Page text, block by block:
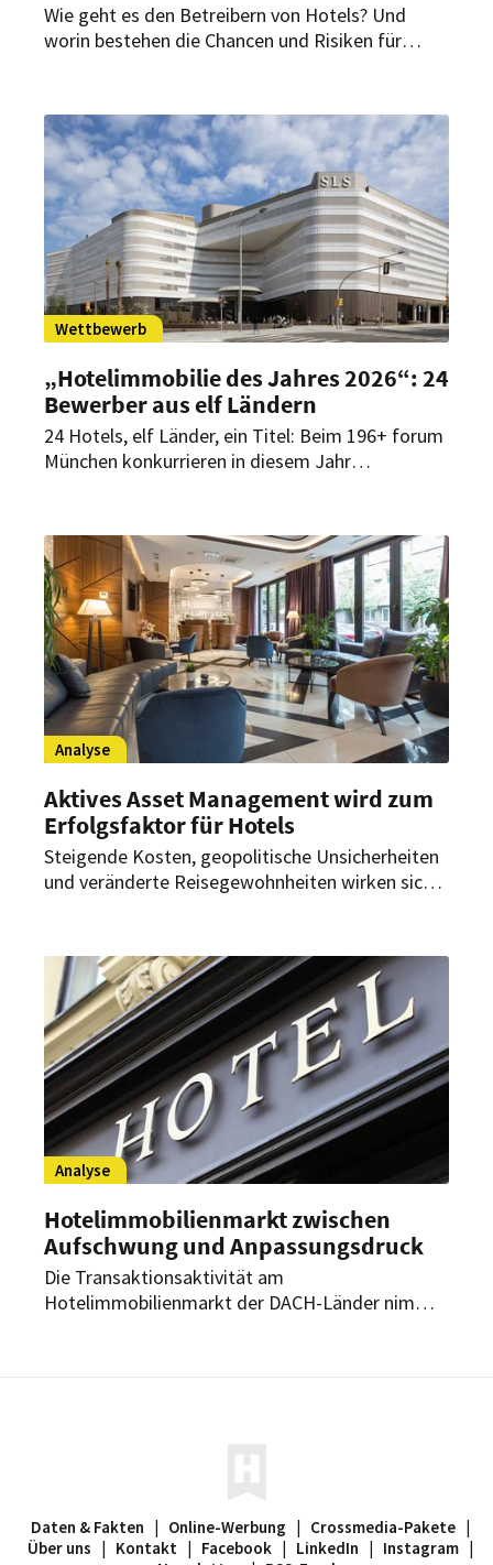
Wie geht es den Betreibern von Hotels? Und
worin bestehen die Chancen und Risiken für
von Investoren analysiert.
Wettbewerb
„Hotelimmobilie des Jahres 2026“: 24
Bewerber aus elf Ländern
24 Hotels, elf Länder, ein Titel: Beim 196+ forum
München konkurrieren in diesem Jahr
alpinen Destinationen um die Auszeichnung
„Hotelimmobilie des Jahres 2026“.
Analyse
Aktives Asset Management wird zum
Erfolgsfaktor für Hotels
Steigende Kosten, geopolitische Unsicherheiten
und veränderte Reisegewohnheiten wirken sich
stärker als entscheidenden Erfolgsfaktor für
Hotelimmobilien.
Analyse
Hotelimmobilienmarkt zwischen
Aufschwung und Anpassungsdruck
Die Transaktionsaktivität am
Hotelimmobilienmarkt der DACH-Länder nimmt
Daten & Fakten | Online-Werbung | Crossmedia-Pakete |
Über uns | Kontakt | Facebook | LinkedIn | Instagram |